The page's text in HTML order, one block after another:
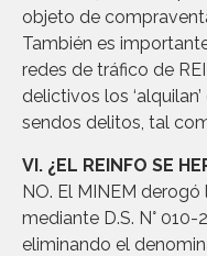
objeto de
También es
redes de tráfico de
delictivos los
sendos delitos, tal
VI. ¿EL REINFO SE
NO. El MINEM
mediante D.S. N° 010-
eliminando el